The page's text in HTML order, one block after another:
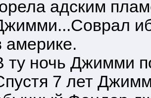
адским
америке.
ту ночь Джимми
7 лет